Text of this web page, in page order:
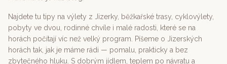
CS EN DE PL
Najdete tu tipy na výlety z Jizerky, běžkařské trasy, cyklovýlety,
pobyty ve dvou, rodinné chvíle i malé radosti, které se na
horách počítají víc než velký program. Píšeme o Jizerských
horách tak, jak je máme rádi — pomalu, prakticky a bez
zbytečného hluku. S dobrým jídlem, teplem po návratu a